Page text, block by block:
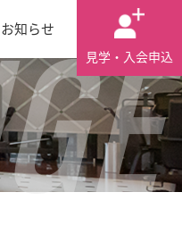
お知らせ
見学・入会申込